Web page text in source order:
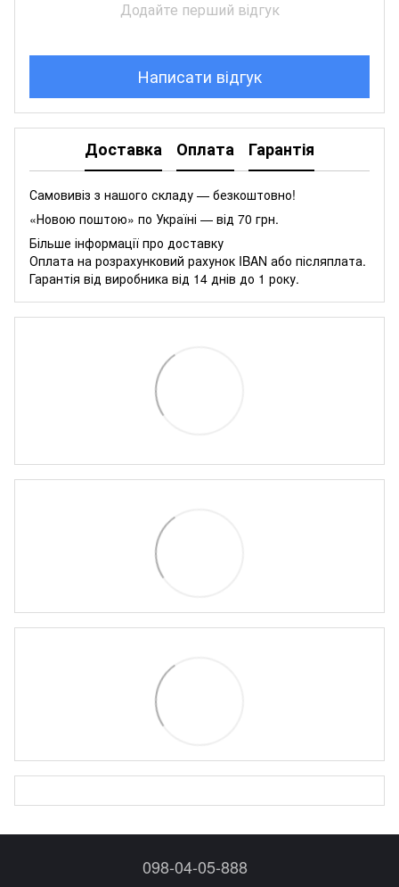
Додайте перший відгук
Написати відгук
Доставка Оплата Гарантія
Самовивіз з нашого складу — безкоштовно!
«Новою поштою» по Україні — від 70 грн.
Більше інформації про доставку
Оплата на розрахунковий рахунок IBAN або післяплата.
Гарантія від виробника від 14 днів до 1 року.
098-04-05-888